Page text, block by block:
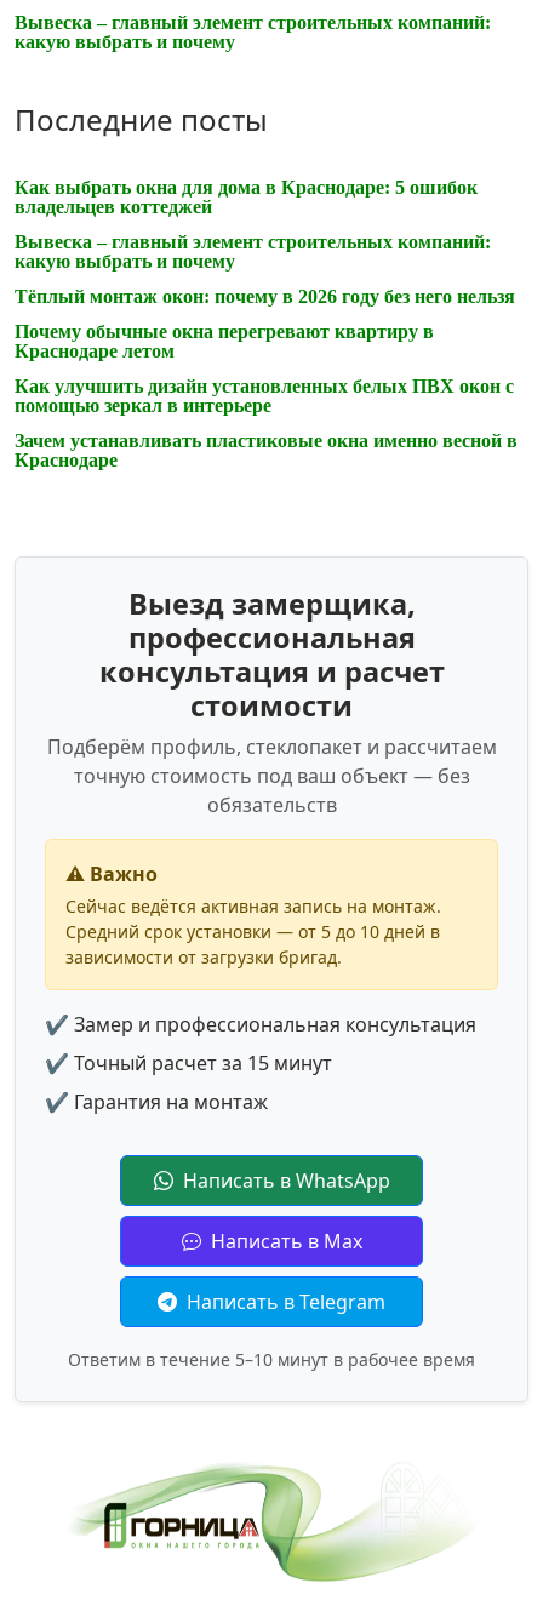
Вывеска – главный элемент строительных компаний:
какую выбрать и почему
Последние посты
Как выбрать окна для дома в Краснодаре: 5 ошибок
владельцев коттеджей
Вывеска – главный элемент строительных компаний:
какую выбрать и почему
Тёплый монтаж окон: почему в 2026 году без него нельзя
Почему обычные окна перегревают квартиру в
Краснодаре летом
Как улучшить дизайн установленных белых ПВХ окон с
помощью зеркал в интерьере
Зачем устанавливать пластиковые окна именно весной в
Краснодаре
Выезд замерщика,
профессиональная
консультация и расчет
стоимости
Подберём профиль, стеклопакет и рассчитаем
точную стоимость под ваш объект — без
обязательств
⚠️ Важно
Сейчас ведётся активная запись на монтаж.
Средний срок установки — от 5 до 10 дней в
зависимости от загрузки бригад.
✔ Замер и профессиональная консультация
✔ Точный расчет за 15 минут
✔ Гарантия на монтаж
Написать в WhatsApp
Написать в Max
Написать в Telegram
Ответим в течение 5–10 минут в рабочее время